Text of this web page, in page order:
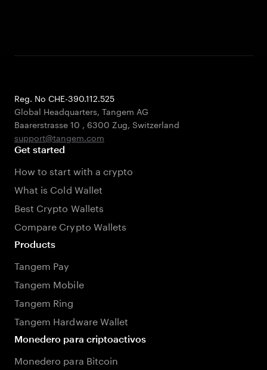
Reg. No CHE-390.112.525
Global Headquarters, Tangem AG
Baarerstrasse 10 , 6300 Zug, Switzerland
support@tangem.com
Get started
How to start with a crypto
What is Cold Wallet
Best Crypto Wallets
Compare Crypto Wallets
Products
Tangem Pay
Tangem Mobile
Tangem Ring
Tangem Hardware Wallet
Monedero para criptoactivos
Monedero para Bitcoin